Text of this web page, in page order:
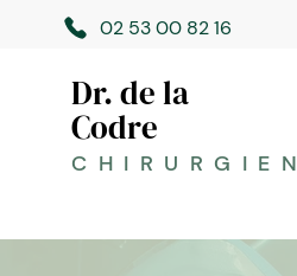
02 53 00 82 16
Dr. de la
Codre
CHIRURGIEN